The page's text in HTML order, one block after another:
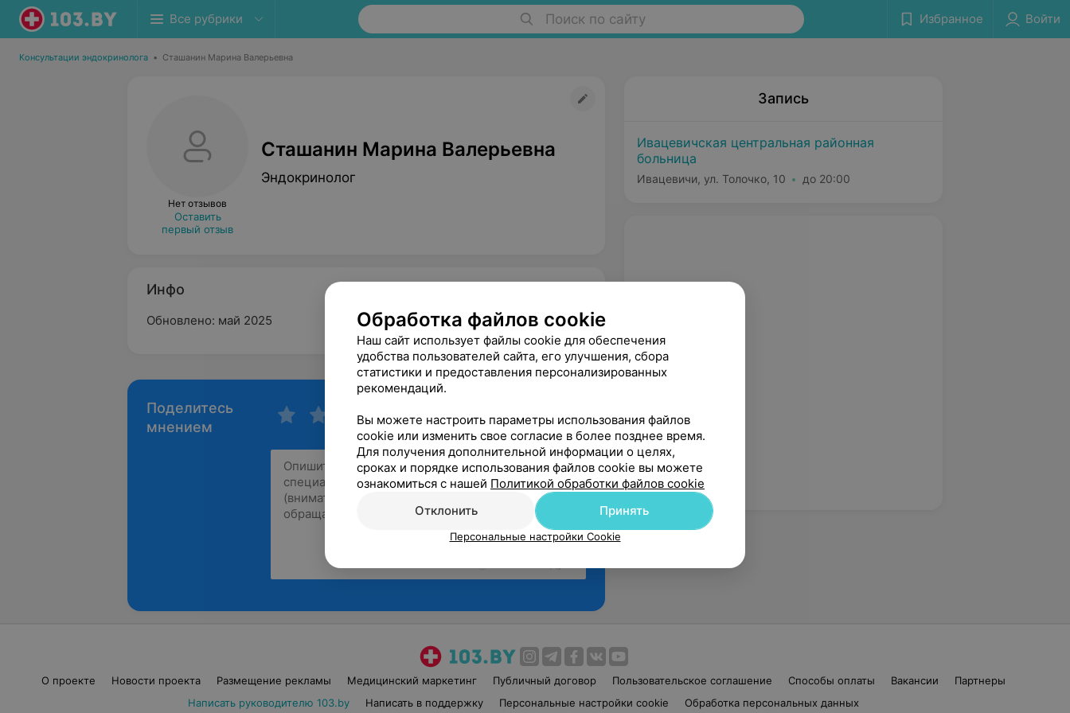
Все рубрики Поиск по сайту Избранное Войти
Консультации эндокринолога • Сташанин Марина Валерьевна
Нет отзывов
Оставить
первый отзыв
Сташанин Марина Валерьевна
Эндокринолог
Инфо
Обновлено: май 2025
Поделитесь
мнением
Запись
Ивацевичская центральная районная
больница
Ивацевичи, ул. Толочко, 10 до 20:00
О проекте Новости проекта Размещение рекламы Медицинский маркетинг Публичный договор Пользовательское соглашение Способы оплаты Вакансии
Партнеры
Написать руководителю 103.by
Написать в поддержку Персональные настройки cookie Обработка персональных данных
Обработка файлов cookie
Наш сайт использует файлы cookie для обеспечения
удобства пользователей сайта, его улучшения, сбора
статистики и предоставления персонализированных
рекомендаций.
Вы можете настроить параметры использования файлов
cookie или изменить свое согласие в более позднее время.
Для получения дополнительной информации о целях,
сроках и порядке использования файлов cookie вы можете
ознакомиться с нашей Политикой обработки файлов cookie
Отклонить
Принять
Персональные настройки Cookie